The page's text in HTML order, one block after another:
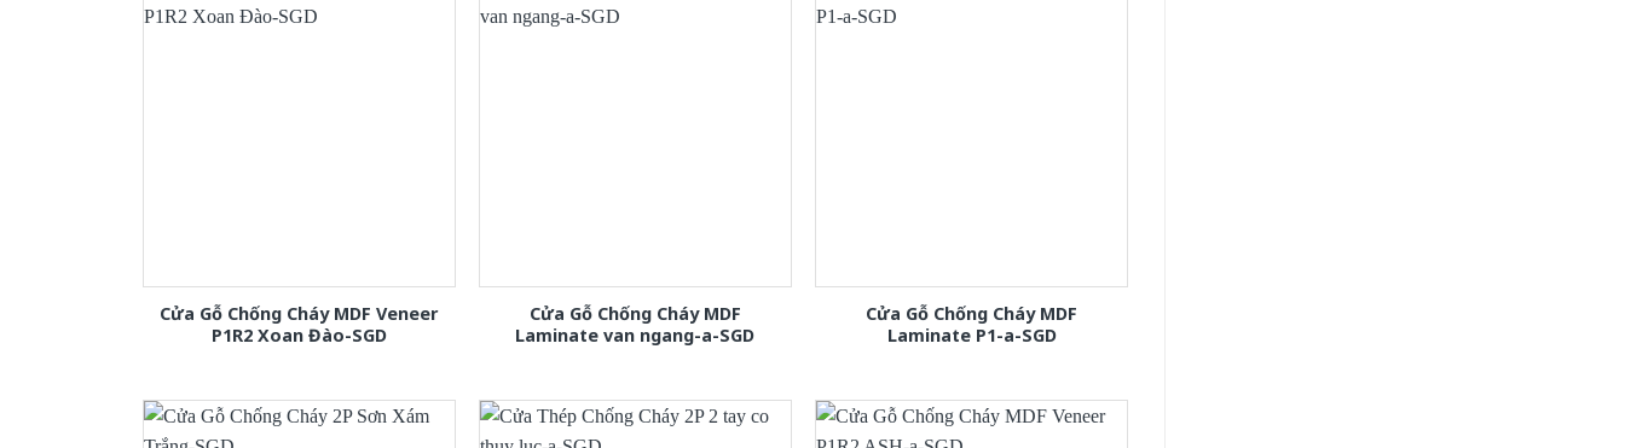
Cửa Gỗ Chống Cháy MDF Veneer
P1R2 Xoan Đào-SGD
Cửa Gỗ Chống Cháy MDF
Laminate van ngang-a-SGD
Cửa Gỗ Chống Cháy MDF
Laminate P1-a-SGD